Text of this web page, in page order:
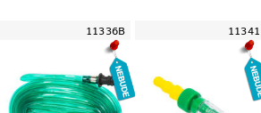
11336B 11341